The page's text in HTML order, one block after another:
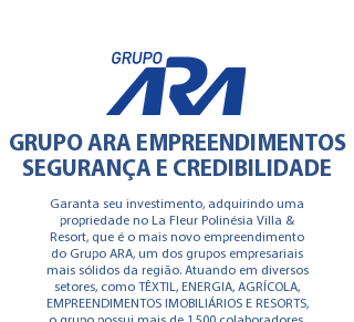
GRUPO ARA EMPREENDIMENTOS
SEGURANÇA E CREDIBILIDADE
Garanta seu investimento, adquirindo uma
propriedade no La Fleur Polinésia Villa &
Resort, que é o mais novo empreendimento
do Grupo ARA, um dos grupos empresariais
mais sólidos da região. Atuando em diversos
setores, como TÊXTIL, ENERGIA, AGRÍCOLA,
EMPREENDIMENTOS IMOBILIÁRIOS E RESORTS,